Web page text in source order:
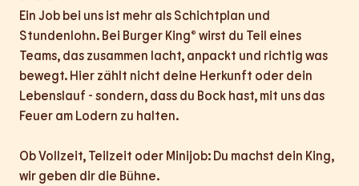
Ein Job bei uns ist mehr als Schichtplan und
Stundenlohn. Bei Burger King® wirst du Teil eines
Teams, das zusammen lacht, anpackt und richtig was
bewegt. Hier zählt nicht deine Herkunft oder dein
Lebenslauf - sondern, dass du Bock hast, mit uns das
Feuer am Lodern zu halten.
Ob Vollzeit, Teilzeit oder Minijob: Du machst dein King,
wir geben dir die Bühne.